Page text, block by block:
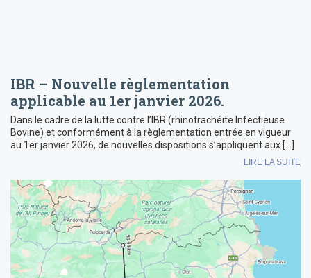
IBR – Nouvelle règlementation
applicable au 1er janvier 2026.
Dans le cadre de la lutte contre l’IBR (rhinotrachéite Infectieuse
Bovine) et conformément à la règlementation entrée en vigueur
au 1er janvier 2026, de nouvelles dispositions s’appliquent aux […]
LIRE LA SUITE